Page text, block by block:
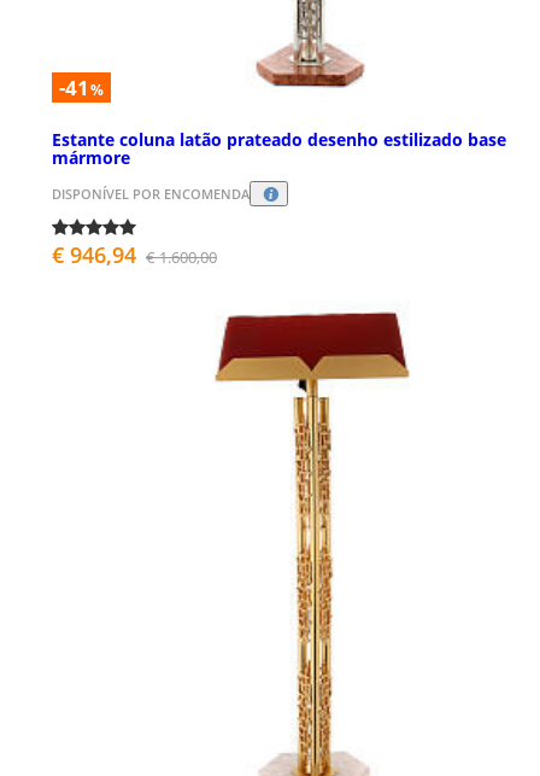
-41 %
Estante coluna latão prateado desenho estilizado base
mármore
DISPONÍVEL POR ENCOMENDA
€ 946,94 € 1.600,00